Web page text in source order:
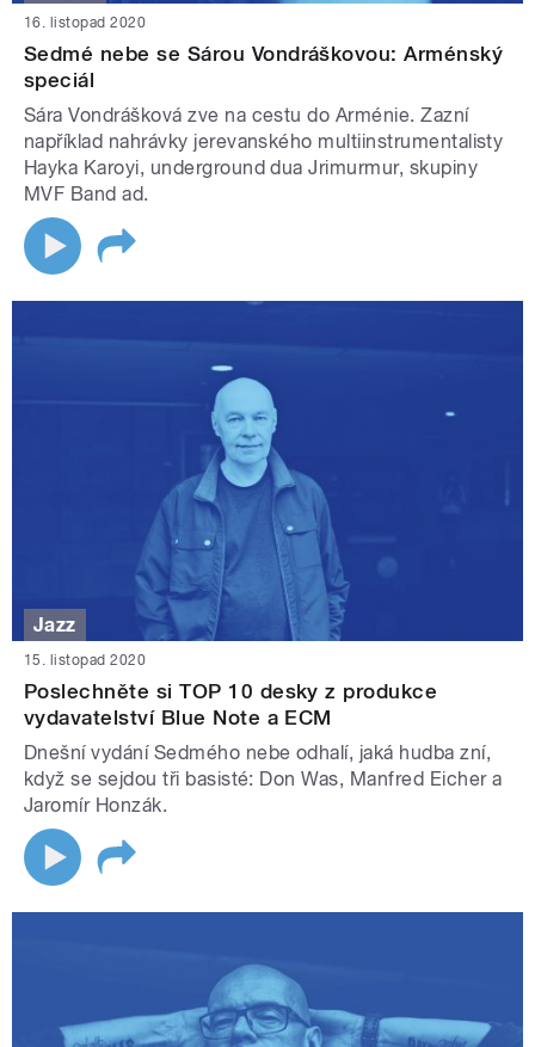
16. listopad 2020
Sedmé nebe se Sárou Vondráškovou: Arménský
speciál
Sára Vondrášková zve na cestu do Arménie. Zazní
například nahrávky jerevanského multiinstrumentalisty
Hayka Karoyi, underground dua Jrimurmur, skupiny
MVF Band ad.
Jazz
15. listopad 2020
Poslechněte si TOP 10 desky z produkce
vydavatelství Blue Note a ECM
Dnešní vydání Sedmého nebe odhalí, jaká hudba zní,
když se sejdou tři basisté: Don Was, Manfred Eicher a
Jaromír Honzák.